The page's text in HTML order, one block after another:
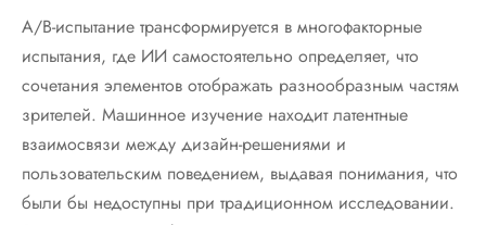
A/B-испытание трансформируется в многофакторные
испытания, где ИИ самостоятельно определяет, что
сочетания элементов отображать разнообразным частям
зрителей. Машинное изучение находит латентные
взаимосвязи между дизайн-решениями и
пользовательским поведением, выдавая понимания, что
были бы недоступны при традиционном исследовании.